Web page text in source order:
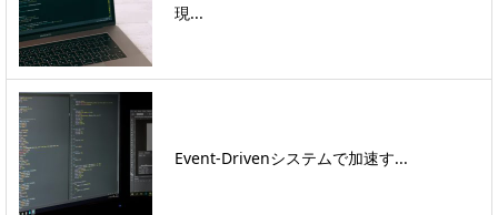
現...
Event-Drivenシステムで加速す...